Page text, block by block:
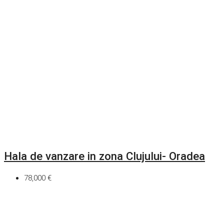
Hala de vanzare in zona Clujului- Oradea
78,000 €